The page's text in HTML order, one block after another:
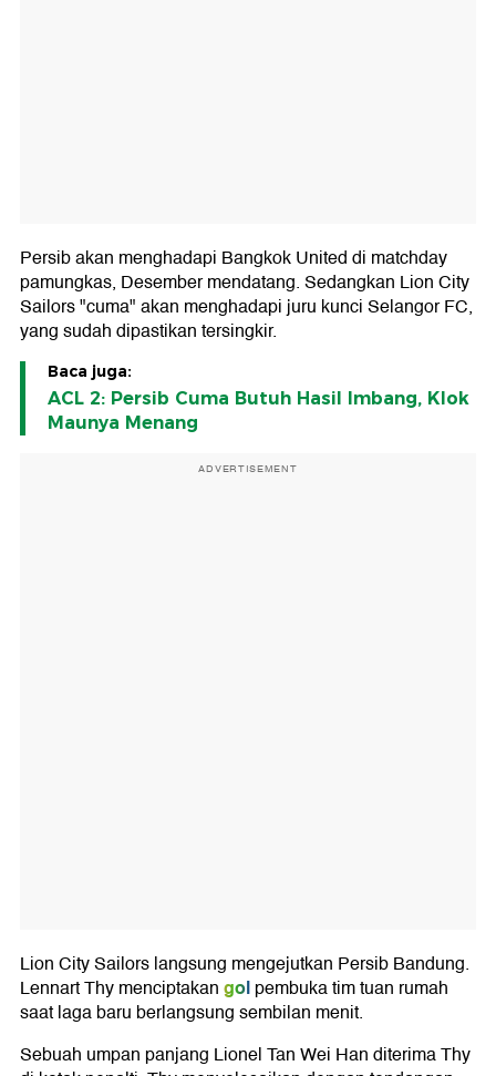
Persib akan menghadapi Bangkok United di matchday
pamungkas, Desember mendatang. Sedangkan Lion City
Sailors "cuma" akan menghadapi juru kunci Selangor FC,
yang sudah dipastikan tersingkir.
Baca juga:
ACL 2: Persib Cuma Butuh Hasil Imbang, Klok
Maunya Menang
ADVERTISEMENT
Lion City Sailors langsung mengejutkan Persib Bandung.
Lennart Thy menciptakangolpembuka tim tuan rumah
saat laga baru berlangsung sembilan menit.
Sebuah umpan panjang Lionel Tan Wei Han diterima Thy